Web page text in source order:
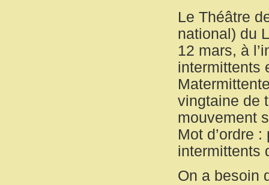
Le Théâtre
national) du
12 mars, à
intermittents
vingtaine de
mouvement
Mot d’ordre
intermittents
On a besoin